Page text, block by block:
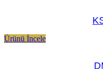
Ürünü İncele